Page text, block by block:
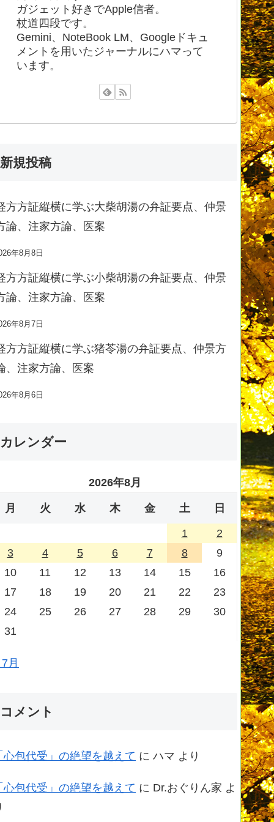
ガジェット好きでApple信者。
杖道四段です。
Gemini、NoteBook LM、Googleドキュ
メントを用いたジャーナルにハマって
います。
新規投稿
方方証縦横に学ぶ大柴胡湯の弁証要点、仲景
論、注家方論、医案
年8月8日
方方証縦横に学ぶ小柴胡湯の弁証要点、仲景
論、注家方論、医案
年8月7日
方方証縦横に学ぶ猪苓湯の弁証要点、仲景方
、注家方論、医案
年8月6日
カレンダー
2026年8月
月 火 水 木 金 土 日
1
2
3
4 5 6 7 8
9
10
11 12 13 14 15
16
17
18 19 20 21 22
23
24
25 26 27 28 29
30
31
月
コメント
心包代受」の絶望を越えて に ハマ より
心包代受」の絶望を越えて に Dr.おぐりん家 よ